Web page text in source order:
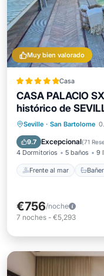
Muy bien valorado
Casa
CASA PALACIO
histórico de
Seville · San Bartolome
9.7 Excepcional(71
4 Dormitorios 5 baños 9
Frente al mar
Frente al mar
€756/noche
7 noches - €5,293